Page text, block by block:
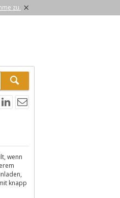
zu. ×
wenn
knapp